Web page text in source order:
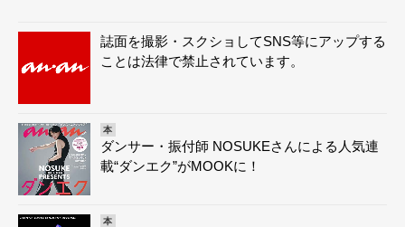
誌面を撮影・スクショしてSNS等にアップする
ことは法律で禁止されています。
本
ダンサー・振付師 NOSUKEさんによる人気連
載“ダンエク”がMOOKに！
本